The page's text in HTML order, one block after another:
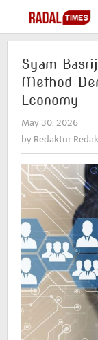
content
Syam
Method
Economy
May 30, 2026
by Redaktur